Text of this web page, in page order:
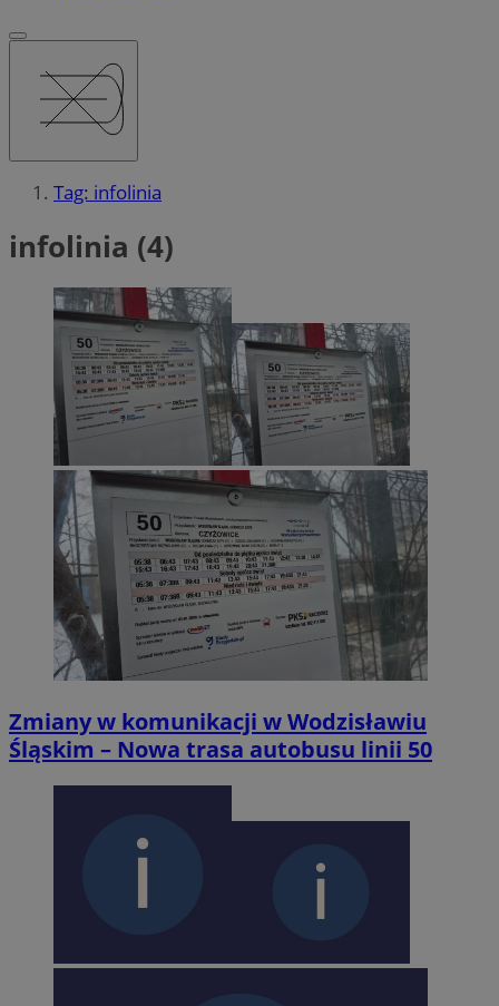
Tag: infolinia
infolinia (4)
Zmiany w komunikacji w Wodzisławiu
Śląskim – Nowa trasa autobusu linii 50